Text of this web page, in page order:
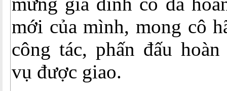
mới của mình, mong cô
công tác, phấn đấu
vụ được giao.